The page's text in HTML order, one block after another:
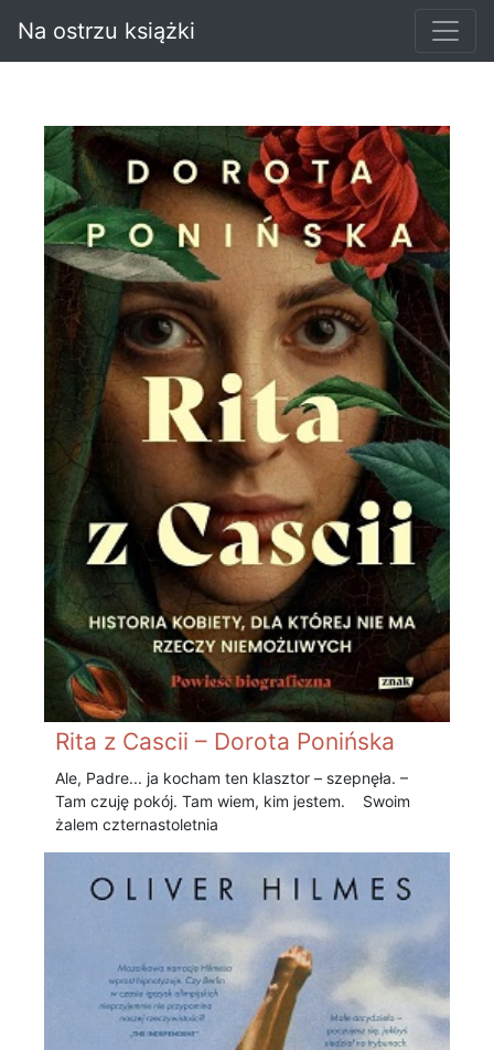
Na ostrzu książki
Rita z Cascii – Dorota Ponińska
Ale, Padre... ja kocham ten klasztor – szepnęła. –
Tam czuję pokój. Tam wiem, kim jestem. Swoim
żalem czternastoletnia